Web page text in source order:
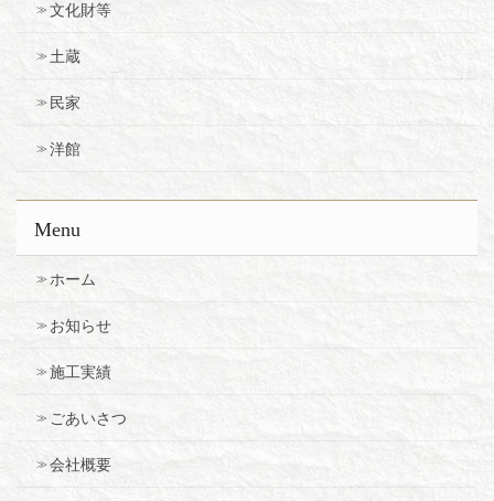
文化財等
土蔵
民家
洋館
Menu
ホーム
お知らせ
施工実績
ごあいさつ
会社概要